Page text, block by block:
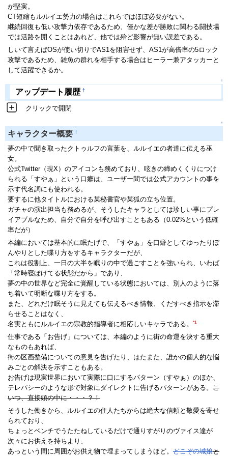
が堅実。
CT短縮もルルイエ勢力の場合はこれらではほぼ必要がない。
継続回復も低い攻撃力依存であるため、僅かな差が勝敗に関わる闘技場
では活路を開くことはあれど、他では殆ど影響が無い誤差である。
しいて言えばOSが使い切りでAS1を阻害せず、AS1が高倍率の5ロック
攻撃であるため、雑魚の群れを相手する場合はヒーラー兼アタッカーと
して活躍できるか。
↑
アップデート履歴 †
クリックで開閉
↑
キャラクター概要 †
夢の中で聞き取ったクトゥルフの言葉を、ルルイエの者達に伝える巫
女。
公式Twitter（現X）のアイコンも務めており、呟きの締めくくりにつけ
られる「すやぁ」という口癖は、ユーザー間では公式アカウントの事を
示す代名詞にも使われる。
要するに他タイトルにおける某秘書官や某狐の立ち位置。
ガチャの演出担当も務めるが、そうしたキャラとしては珍しい事にプレ
イアブルなため、自分で自分を呼び出すこともある（0.02%という低確
率だが）
本編においては基本的に眠たげで、「すやぁ」を口癖としてゆったりぼ
んやりとした喋り方をするキャラクターだが、
これは役割上、一日の大半を眠りの中で過ごすことを強いられ、いわば
「常時寝ぼけてる状態だから」であり、
夢の中の世界など完全に覚醒している状態においては、別人のように落
ち着いて明晰な喋り方をする。
また、どれだけ眠そうに見えても伝えるべき情報、くだすべき指示を滞
らせることはなく、
名実ともにルルイエの宗教的指導者に相応しいキャラである。
*1
仕事である「お告げ」については、本編のように街の命運を決する重大
なものもあれば、
街の区画整備についての意見を告げたり、はたまた、誰かの個人的な悩
みごとの解決を示すこともある。
お告げは現実世界において実際に口にするパターン（すやぁ）のほか、
テレパシーのような形で対象にダイレクトに告げるパターンがある。 こ
いつ、直接頭の中に・・・？！
そうした働きから、ルルイエの住人たちからは絶大な信頼と敬愛を寄せ
られており、
ちょっとベンチでうたたねしているだけで通りすがりのヴァイス達が
次々にお供えを持ちより、
あっという間に周囲がお供え物で埋まってしまうほど。 どこぞの城娘と